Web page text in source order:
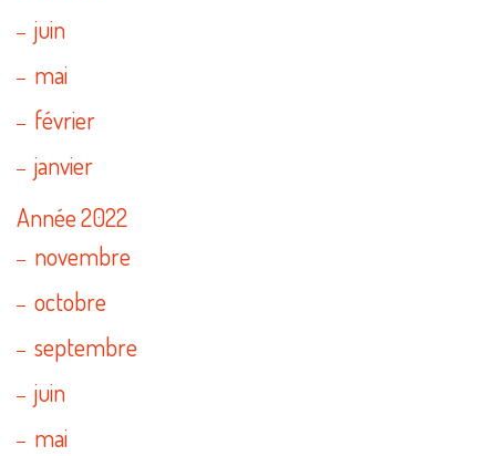
juin
mai
février
janvier
Année 2022
novembre
octobre
septembre
juin
mai